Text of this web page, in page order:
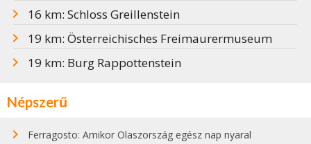
16 km: Schloss Greillenstein
19 km: Österreichisches Freimaurermuseum
19 km: Burg Rappottenstein
Népszerű
Ferragosto: Amikor Olaszország egész nap nyaral